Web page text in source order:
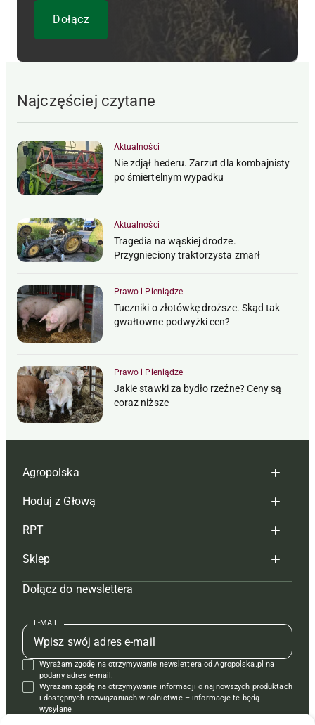
Najczęściej czytane
Aktualności
Nie zdjął hederu. Zarzut dla kombajnisty
po śmiertelnym wypadku
Aktualności
Tragedia na wąskiej drodze.
Przygnieciony traktorzysta zmarł
Prawo i Pieniądze
Tuczniki o złotówkę droższe. Skąd tak
gwałtowne podwyżki cen?
Prawo i Pieniądze
Jakie stawki za bydło rzeźne? Ceny są
coraz niższe
Agropolska
Redakcja
Reklama
Tagi
Mapa serwisu
Kontakt
Regulamin
Polityka prywatności
Hoduj z Głową
Hoduj z głową bydło
Hoduj z głową świnie
Prenumerata
Redakcja
Kontakt
Reklama
RPT
Redakcja
Prenumerata
Reklama
Kontakt
Krzyżówki
Sklep
Czasopisma i prenumerata
Książki
Regulamin
Dołącz do newslettera
E-MAIL
Wyrażam zgodę na otrzymywanie newslettera od Agropolska.pl na
podany adres e-mail.
Wyrażam zgodę na otrzymywanie informacji o najnowszych produktach
i dostępnych rozwiązaniach w rolnictwie – informacje te będą
wysyłane